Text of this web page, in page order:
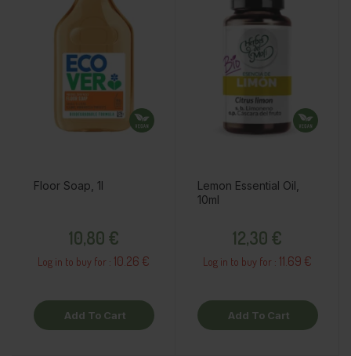
Floor Soap, 1l
10,80 €
Log in to buy for : 10.26 €
Add To Cart
Lemon Essential Oil,
10ml
12,30 €
Log in to buy for : 11.69 €
Add To Cart